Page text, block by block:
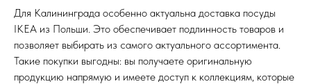
Для Калининграда особенно актуальна доставка посуды
IKEA из Польши. Это обеспечивает подлинность товаров и
позволяет выбирать из самого актуального ассортимента.
Такие покупки выгодны: вы получаете оригинальную
продукцию напрямую и имеете доступ к коллекциям, которые